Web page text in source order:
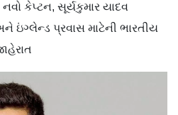
કેપ્ટન, સૂર્યકુમાર યાદવ
ઇંગ્લેન્ડ પ્રવાસ માટેની ભારતીય